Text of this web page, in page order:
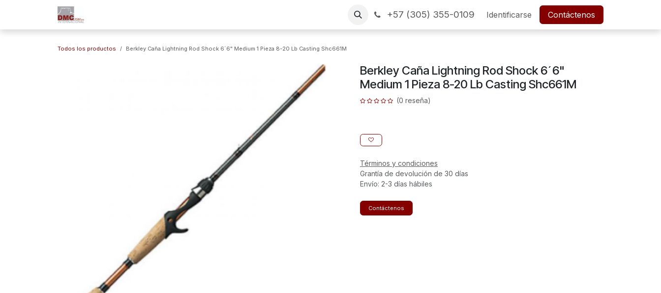
CONTÁCTENOS Financiamiento SERVICIO POSTVENTA Empleos
+57 (305) 355-0109 Identificarse Contáctenos
Todos los productos Berkley Caña Lightning Rod Shock 6´6" Medium 1 Pieza 8-20 Lb Casting Shc661M
Berkley Caña Lightning Rod Shock 6´6"
Medium 1 Pieza 8-20 Lb Casting Shc661M
(0 reseña)
Términos y condiciones
Grantía de devolución de 30 días
Envío: 2-3 días hábiles
Contáctenos